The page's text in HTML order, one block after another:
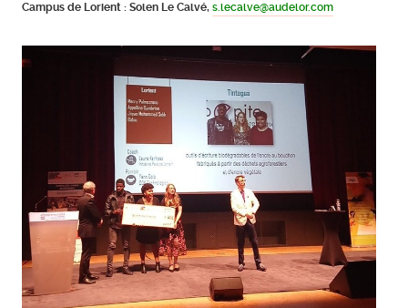
Campus de Lorient : Solen Le Calvé, s.lecalve@audelor.com